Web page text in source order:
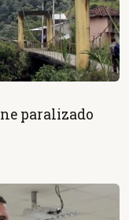
paralizado